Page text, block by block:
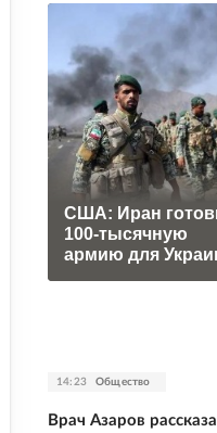
США: Иран
100-тысячную
армию для
14:23 Общество
Врач Азаров